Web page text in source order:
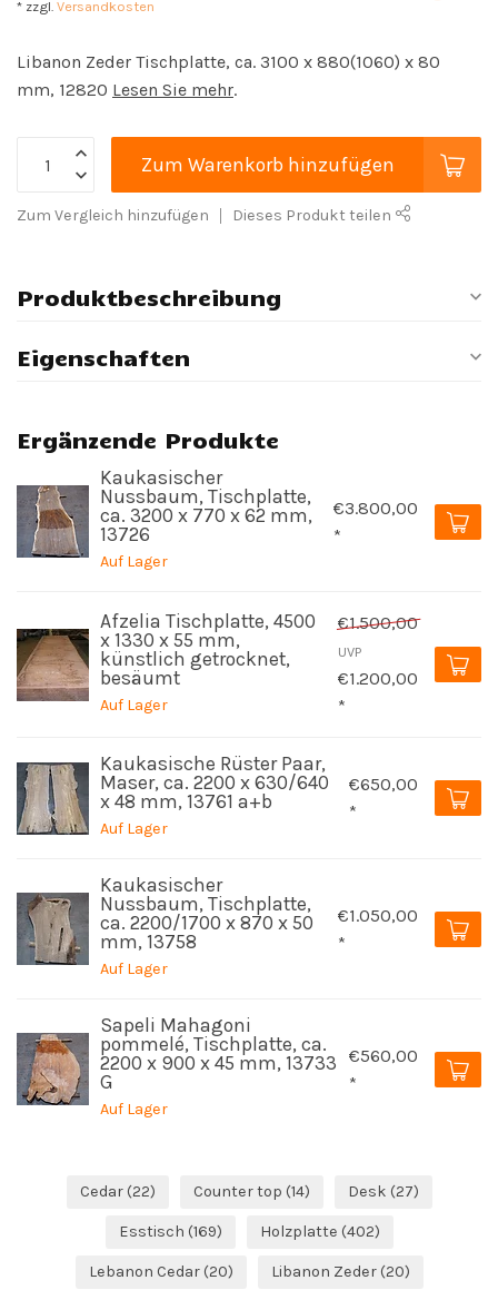
* zzgl. Versandkosten
Libanon Zeder Tischplatte, ca. 3100 x 880(1060) x 80
mm, 12820 Lesen Sie mehr.
Zum Warenkorb hinzufügen
Zum Vergleich hinzufügen Dieses Produkt teilen
Produktbeschreibung
Eigenschaften
Ergänzende Produkte
Kaukasischer
Nussbaum, Tischplatte,
ca. 3200 x 770 x 62 mm,
13726
Auf Lager
€3.800,00
*
Afzelia Tischplatte, 4500
x 1330 x 55 mm,
künstlich getrocknet,
besäumt
Auf Lager
€1.500,00
UVP
€1.200,00
*
Kaukasische Rüster Paar,
Maser, ca. 2200 x 630/640
x 48 mm, 13761 a+b
Auf Lager
€650,00
*
Kaukasischer
Nussbaum, Tischplatte,
ca. 2200/1700 x 870 x 50
mm, 13758
Auf Lager
€1.050,00
*
Sapeli Mahagoni
pommelé, Tischplatte, ca.
2200 x 900 x 45 mm, 13733
G
Auf Lager
€560,00
*
Cedar (22) Counter top (14) Desk (27)
Esstisch (169) Holzplatte (402)
Lebanon Cedar (20) Libanon Zeder (20)